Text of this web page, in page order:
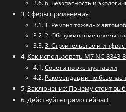
6. Безопасность и
Сферы применения
1. Ремонт тяжелых
2. Обслуживание
3. Строительство и
Как использовать M7 NC-8343-
Советы по эксплуатации
Рекомендации по
Заключение: Почему стоит
Действуйте прямо сейчас!